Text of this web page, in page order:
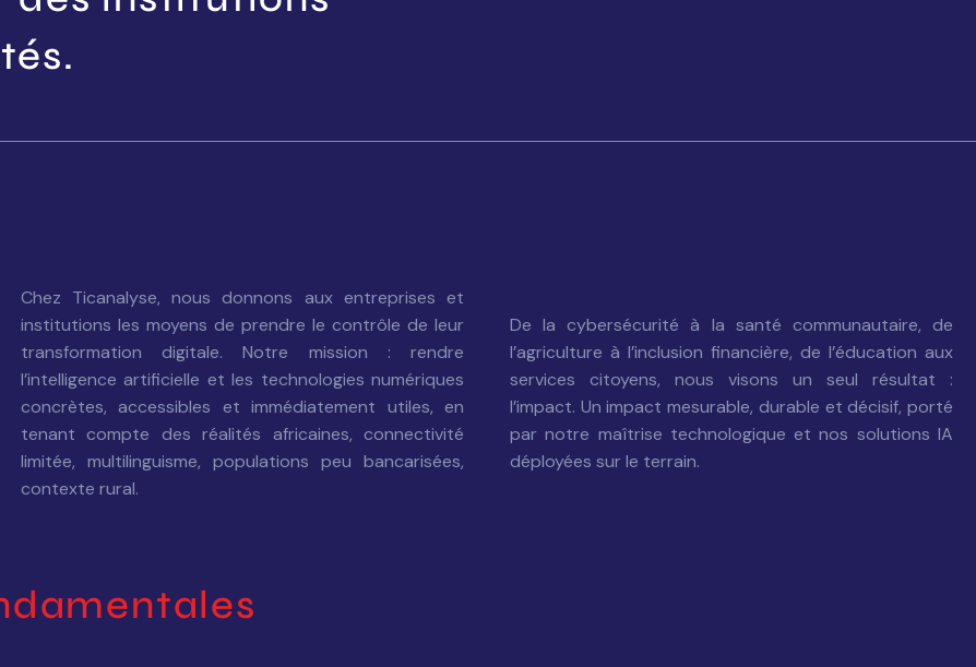
Chez Ticanalyse, nous donnons aux entreprises et
institutions les moyens de prendre le contrôle de leur
transformation digitale. Notre mission : rendre
l’intelligence artificielle et les technologies numériques
concrètes, accessibles et immédiatement utiles, en
tenant compte des réalités africaines, connectivité
limitée, multilinguisme, populations peu bancarisées,
contexte rural.
De la cybersécurité à la santé communautaire, de
l’agriculture à l’inclusion financière, de l’éducation aux
services citoyens, nous visons un seul résultat :
l’impact. Un impact mesurable, durable et décisif, porté
par notre maîtrise technologique et nos solutions IA
déployées sur le terrain.